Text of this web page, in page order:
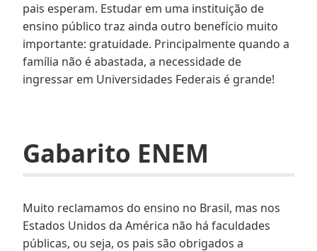
pais esperam. Estudar em uma instituição de
ensino público traz ainda outro benefício muito
importante: gratuidade. Principalmente quando a
família não é abastada, a necessidade de
ingressar em Universidades Federais é grande!
Gabarito ENEM
Muito reclamamos do ensino no Brasil, mas nos
Estados Unidos da América não há faculdades
públicas, ou seja, os pais são obrigados a